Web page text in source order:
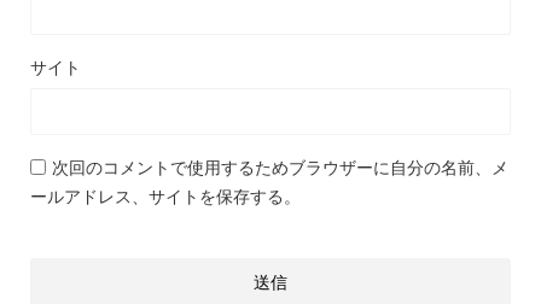
サイト
次回のコメントで使用するためブラウザーに自分の名前、メ
ールアドレス、サイトを保存する。